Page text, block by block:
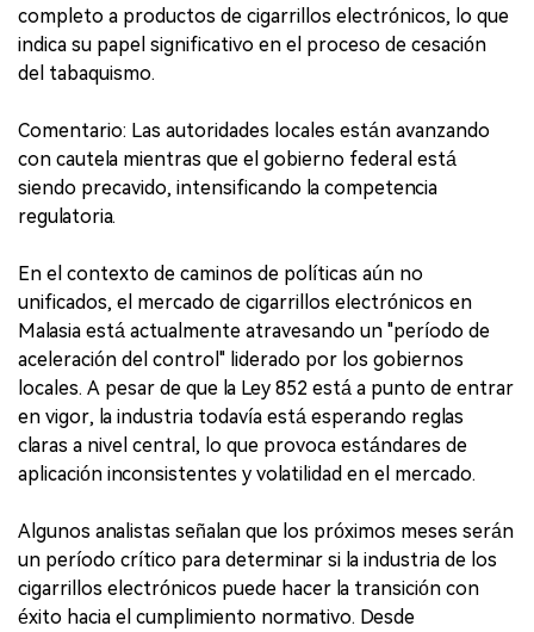
completo a productos de cigarrillos electrónicos, lo que
indica su papel significativo en el proceso de cesación
del tabaquismo.
Comentario: Las autoridades locales están avanzando
con cautela mientras que el gobierno federal está
siendo precavido, intensificando la competencia
regulatoria.
En el contexto de caminos de políticas aún no
unificados, el mercado de cigarrillos electrónicos en
Malasia está actualmente atravesando un "período de
aceleración del control" liderado por los gobiernos
locales. A pesar de que la Ley 852 está a punto de entrar
en vigor, la industria todavía está esperando reglas
claras a nivel central, lo que provoca estándares de
aplicación inconsistentes y volatilidad en el mercado.
Algunos analistas señalan que los próximos meses serán
un período crítico para determinar si la industria de los
cigarrillos electrónicos puede hacer la transición con
éxito hacia el cumplimiento normativo. Desde